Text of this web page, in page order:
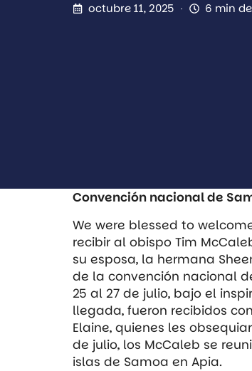
octubre 11, 2025 6 min
Convención nacional de
We were blessed to
recibir al obispo Tim
su esposa, la hermana
de la convención nacional
25 al 27 de julio, bajo el
llegada, fueron recibidos
Elaine, quienes les
de julio, los McCaleb se
islas de Samoa en Apia.